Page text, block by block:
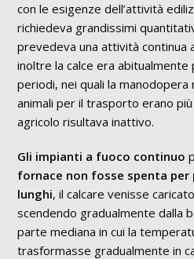
con le esigenze dell’attività
richiedeva grandissimi
prevedeva una attività continua
inoltre la calce era
periodi, nei quali la manodopera
animali per il trasporto erano
agricolo risultava inattivo.
Gli impianti a fuoco continuo
fornace non fosse spenta
lunghi, il calcare venisse
scendendo gradualmente dalla
parte mediana in cui la
trasformasse gradualmente in